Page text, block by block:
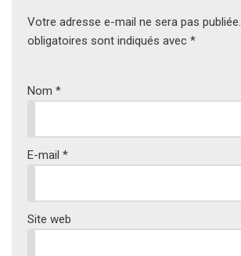
Votre adresse e-mail ne sera pas publiée.
obligatoires sont indiqués avec *
Nom *
E-mail *
Site web